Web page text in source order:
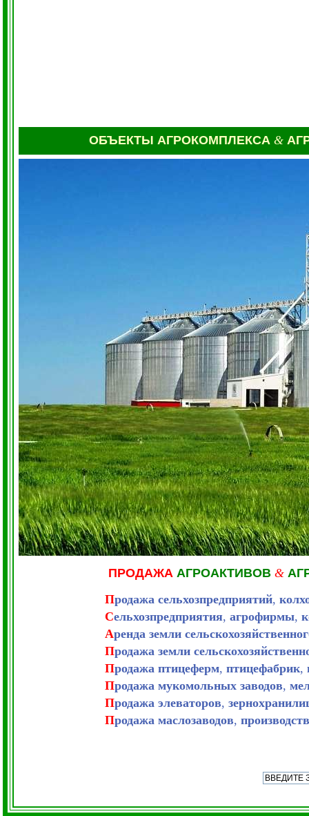
ОБЪЕКТЫ АГРОКОМПЛЕКСА &
ПРОДАЖА АГРОАКТИВОВ &
Продажа сельхозпредприятий,
Сельхозпредприятия, агрофирмы,
Аренда земли
Продажа земли
Продажа птицеферм, птицефабрик,
Продажа мукомольных заводов,
Продажа элеваторов,
Продажа маслозаводов,